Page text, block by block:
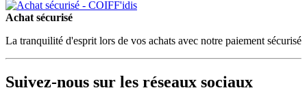
Achat sécurisé
La tranquilité d'esprit lors de vos achats avec notre paiement sécurisé
Suivez-nous sur les réseaux sociaux